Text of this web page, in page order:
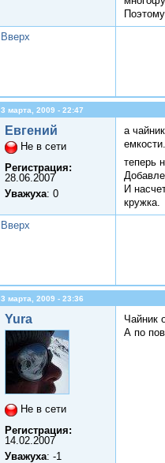
Вверх
3 марта, 2009 - 22:47
Евгений
Не в сети
Регистрация:
28.06.2007
Уважуха: 0
а
теперь
И
кружка.
Вверх
3 марта, 2009 - 23:36
Yura
Не в сети
Регистрация:
14.02.2007
Уважуха: -1
Чайник
А по